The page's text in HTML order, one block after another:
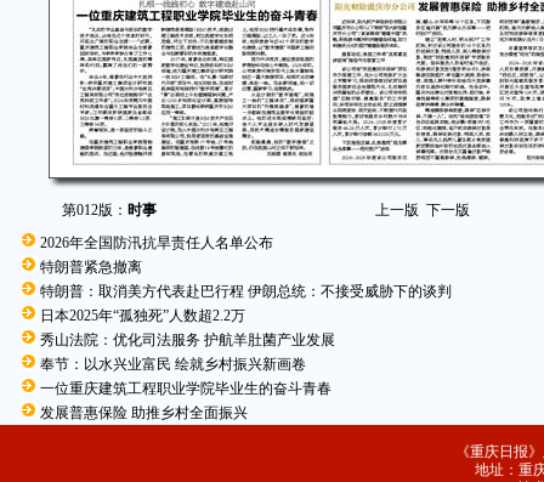
第012版： 时事 上一版 下一版
2026年全国防汛抗旱责任人名单公布
特朗普紧急撤离
特朗普：取消美方代表赴巴行程 伊朗总统：不接受威胁下的谈判
日本2025年“孤独死”人数超2.2万
秀山法院：优化司法服务 护航羊肚菌产业发展
奉节：以水兴业富民 绘就乡村振兴新画卷
一位重庆建筑工程职业学院毕业生的奋斗青春
发展普惠保险 助推乡村全面振兴
《重庆日报
地址：重